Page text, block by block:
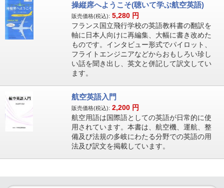
操縦席へようこそ(聴いて学ぶ航空英語)
販売価格(税込): 5,280 円
フランス国立飛行学校の英語教科書の翻訳を
軸に日本人向けに再編集、大幅に書き改めた
ものです。インタビュー形式でパイロット、
フライトエンジニアなどからおもしろい珍し
い話を聞き出し、英文と併記して訳文してい
ます。
航空英語入門
販売価格(税込): 2,200 円
航空用語は国際語としての英語が日常的に使
用されています。本書は、航空機、運航、整
備及び法規の多岐にわたる分野での英語の用
法及び訳文を掲載しています。